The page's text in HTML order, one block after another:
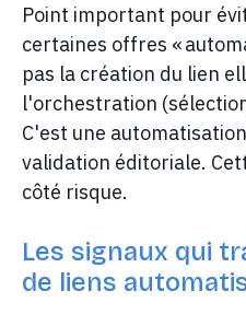
Point important pour
certaines offres «
pas la création du lien
l'orchestration
C'est une
validation éditoriale.
côté risque.
Les signaux qui
de liens